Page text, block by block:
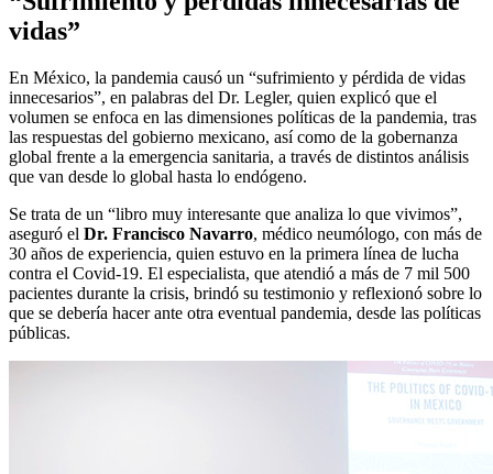
vidas”
En México, la pandemia causó un “sufrimiento y pérdida de vidas
innecesarios”, en palabras del Dr. Legler, quien explicó que el
volumen se enfoca en las dimensiones políticas de la pandemia, tras
las respuestas del gobierno mexicano, así como de la gobernanza
global frente a la emergencia sanitaria, a través de distintos análisis
que van desde lo global hasta lo endógeno.
Se trata de un “libro muy interesante que analiza lo que vivimos”,
aseguró el Dr. Francisco Navarro, médico neumólogo, con más de
30 años de experiencia, quien estuvo en la primera línea de lucha
contra el Covid-19. El especialista, que atendió a más de 7 mil 500
pacientes durante la crisis, brindó su testimonio y reflexionó sobre lo
que se debería hacer ante otra eventual pandemia, desde las políticas
públicas.